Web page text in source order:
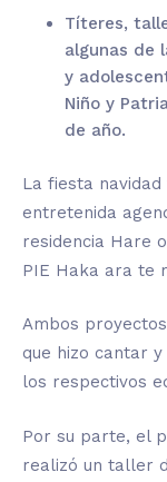
Títeres,
algunas de
y
Niño y
de año.
La fiesta
entretenida
residencia Hare
PIE Haka ara te
Ambos
que hizo cantar
los respectivos
Por su parte, el
realizó un taller